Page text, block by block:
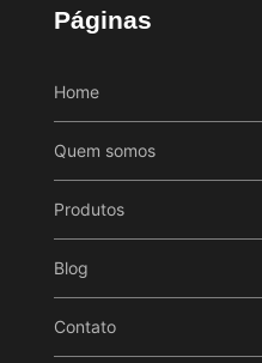
Páginas
Home
Quem somos
Produtos
Blog
Contato